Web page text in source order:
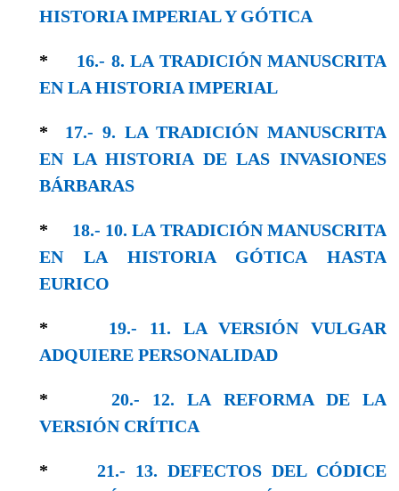
HISTORIA IMPERIAL Y GÓTICA
* 16.- 8. LA TRADICIÓN MANUSCRITA
EN LA HISTORIA IMPERIAL
* 17.- 9. LA TRADICIÓN MANUSCRITA
EN LA HISTORIA DE LAS INVASIONES
BÁRBARAS
* 18.- 10. LA TRADICIÓN MANUSCRITA
EN LA HISTORIA GÓTICA HASTA
EURICO
* 19.- 11. LA VERSIÓN VULGAR
ADQUIERE PERSONALIDAD
* 20.- 12. LA REFORMA DE LA
VERSIÓN CRÍTICA
* 21.- 13. DEFECTOS DEL CÓDICE